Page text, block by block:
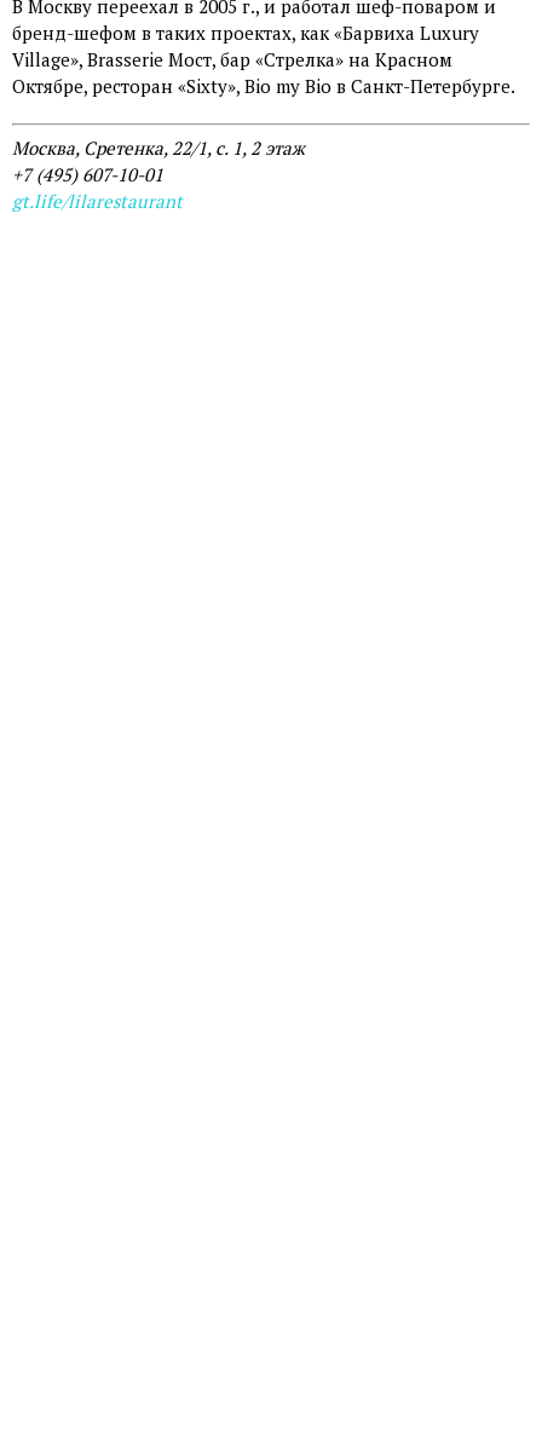
В Москву переехал в 2005 г., и работал шеф-поваром и
бренд-шефом в таких проектах, как «Барвиха Luxury
Village», Brasserie Мост, бар «Стрелка» на Красном
Октябре, ресторан «Sixty», Bio my Bio в Санкт-Петербурге.
Москва, Сретенка, 22/1, с. 1, 2 этаж
+7 (495) 607-10-01
gt.life/lilarestaurant